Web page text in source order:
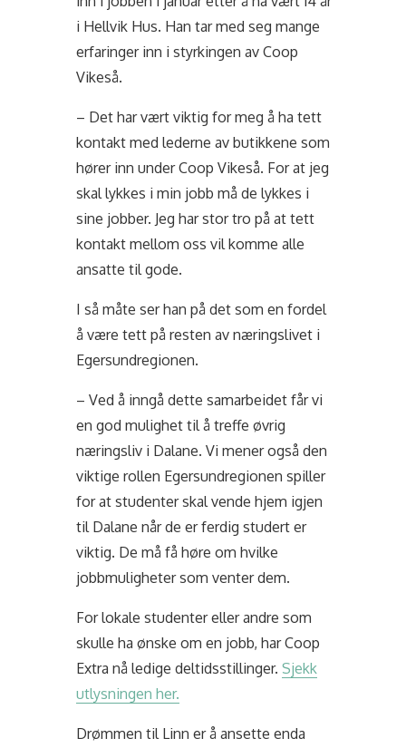
i Hellvik Hus. Han tar med seg mange
erfaringer inn i styrkingen av Coop
Vikeså.
– Det har vært viktig for meg å ha tett
kontakt med lederne av butikkene som
hører inn under Coop Vikeså. For at jeg
skal lykkes i min jobb må de lykkes i
sine jobber. Jeg har stor tro på at tett
kontakt mellom oss vil komme alle
ansatte til gode.
I så måte ser han på det som en fordel
å være tett på resten av næringslivet i
Egersundregionen.
– Ved å inngå dette samarbeidet får vi
en god mulighet til å treffe øvrig
næringsliv i Dalane. Vi mener også den
viktige rollen Egersundregionen spiller
for at studenter skal vende hjem igjen
til Dalane når de er ferdig studert er
viktig. De må få høre om hvilke
jobbmuligheter som venter dem.
For lokale studenter eller andre som
skulle ha ønske om en jobb, har Coop
Extra nå ledige deltidsstillinger.Sjekk
utlysningen her.
Drømmen til Linn er å ansette enda